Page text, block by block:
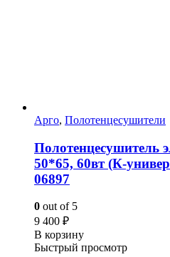
Арго, Полотенцесушители
Полотенцесушитель
50*65, 60вт (К-
06897
0 out of 5
9 400 ₽
В корзину
Быстрый просмотр